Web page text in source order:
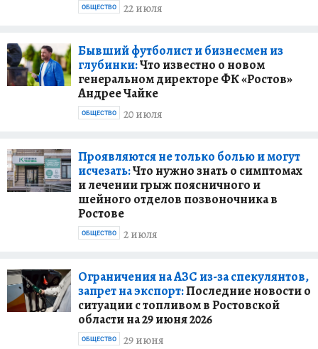
22 июля
ОБЩЕСТВО
Бывший футболист и бизнесмен из
глубинки:Что известно о новом
генеральном директоре ФК «Ростов»
Андрее Чайке
20 июля
ОБЩЕСТВО
Проявляются не только болью и могут
исчезать:Что нужно знать о симптомах
и лечении грыж поясничного и
шейного отделов позвоночника в
Ростове
2 июля
ОБЩЕСТВО
Ограничения на АЗС из-за спекулянтов,
запрет на экспорт:Последние новости о
ситуации с топливом в Ростовской
области на 29 июня 2026
29 июня
ОБЩЕСТВО